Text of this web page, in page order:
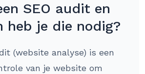
SEO audit en
heb je die nodig?
(website analyse) is een
van je website om